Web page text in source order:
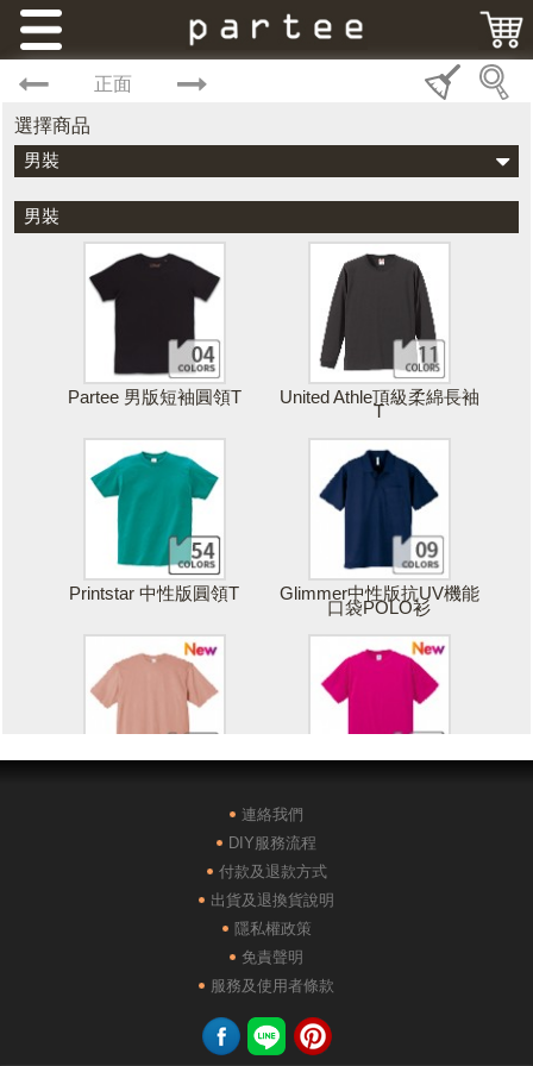
正面
選擇商品
男裝
男裝
Partee 男版短袖圓領T United Athle頂級柔綿長袖
T
Printstar 中性版圓領T Glimmer中性版抗UV機能
口袋POLO衫
POLONE1純棉短袖POLO AG28000落肩重磅精梳棉
連絡我們
DIY服務流程
付款及退款方式
出貨及退換貨說明
隱私權政策
免責聲明
服務及使用者條款